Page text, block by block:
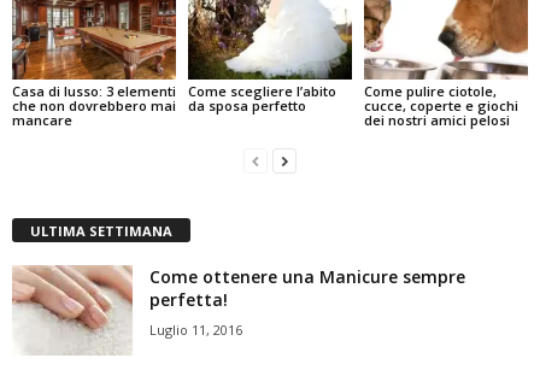
Casa di lusso: 3 elementi
che non dovrebbero mai
mancare
Come scegliere l’abito
da sposa perfetto
Come pulire ciotole,
cucce, coperte e giochi
dei nostri amici pelosi
ULTIMA SETTIMANA
Come ottenere una Manicure sempre
perfetta!
Luglio 11, 2016